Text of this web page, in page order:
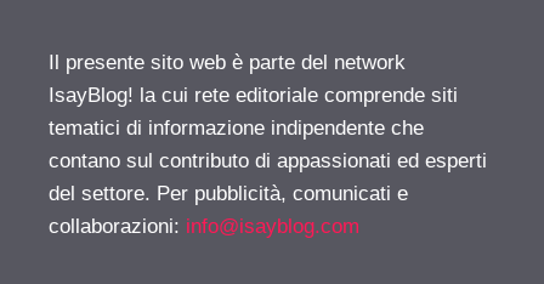
Il presente sito web è parte del network
IsayBlog! la cui rete editoriale comprende siti
tematici di informazione indipendente che
contano sul contributo di appassionati ed esperti
del settore. Per pubblicità, comunicati e
collaborazioni: info@isayblog.com